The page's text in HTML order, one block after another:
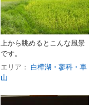
上から眺めるとこんな風景
です。
エリア： 白樺湖・蓼科・車
山